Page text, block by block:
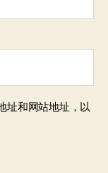
址和网站地址，以